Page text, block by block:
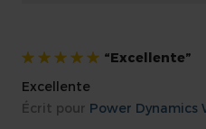
Largeur
Hauteur
100%
Excellente
Excellente
Écrit pour Power Dynamics